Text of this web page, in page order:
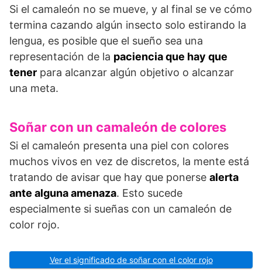
Si el camaleón no se mueve, y al final se ve cómo
termina cazando algún insecto solo estirando la
lengua, es posible que el sueño sea una
representación de la paciencia que hay que
tener para alcanzar algún objetivo o alcanzar
una meta.
Soñar con un camaleón de colores
Si el camaleón presenta una piel con colores
muchos vivos en vez de discretos, la mente está
tratando de avisar que hay que ponerse alerta
ante alguna amenaza. Esto sucede
especialmente si sueñas con un camaleón de
color rojo.
Ver el significado de soñar con el color rojo